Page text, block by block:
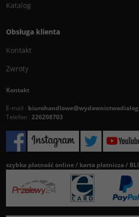
Katalog
Obsługa klienta
Kontakt
Zwroty
Kontakt
E-mail :
Telefon : 226208703
szybka płatność online / karta płatnicza /